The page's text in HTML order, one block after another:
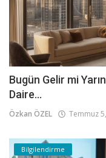
Bugün Gelir mi
Daire...
Özkan ÖZEL Temmuz
Bilgilendirme